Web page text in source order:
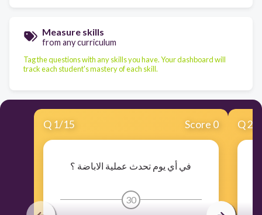
Measure skills
from any curriculum
Tag the questions with any skills you have. Your dashboard will
track each student's mastery of each skill.
Q 1/15 Score 0
في أي يوم تحدث عملية الاباضة ؟
30
Q2